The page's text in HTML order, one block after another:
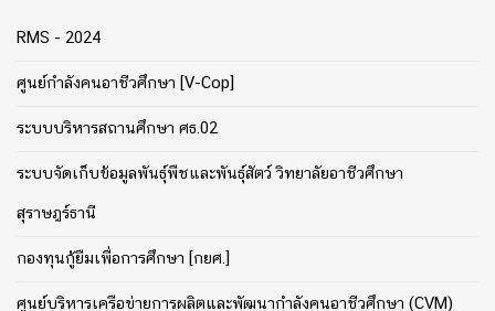
RMS - 2024
ศูนย์กำลังคนอาชีวศึกษา [V-Cop]
ระบบบริหารสถานศึกษา ศธ.02
ระบบจัดเก็บข้อมูลพันธุ์พืชและพันธุ์สัตว์ วิทยาลัยอาชีวศึกษา
สุราษฎร์ธานี
กองทุนกู้ยืมเพื่อการศึกษา [กยศ.]
ศูนย์บริหารเครือข่ายการผลิตและพัฒนากำลังคนอาชีวศึกษา (CVM)